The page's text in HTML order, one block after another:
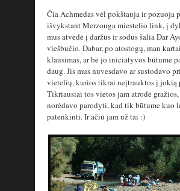
Čia Achmedas vėl pokštauja ir pozuoja
išvykstant Merzouga miestelio link, į
mus atvedė į daržus ir sodus šalia Dar
viešbučio. Dabar, po atostogų, man
klausimas, ar be jo iniciatyvos būtume
daug. Jis mus nuvesdavo ar sustodavo
vietelių, kurios tikrai neįtrauktos į jokią
Tikriausiai tos vietos jam atrodė
norėdavo parodyti, kad tik būtume kuo
patenkinti. Ir ačiū jam už tai :)